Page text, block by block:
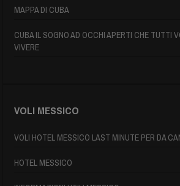
MAPPA DI CUBA
CUBA IL SOGNO AD OCCHI APERTI CHE TUTTI
VIVERE
VOLI MESSICO
VOLI HOTEL MESSICO LAST MINUTE PER DA
HOTEL MESSICO